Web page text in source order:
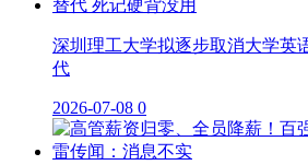
深圳理工大学拟逐步取消大学英
代
2026-07-08 0